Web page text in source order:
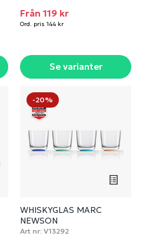
Från 119 kr
Ord. pris 144 kr
Se varianter
-20%
WHISKYGLAS MARC
NEWSON
Art nr: V13292